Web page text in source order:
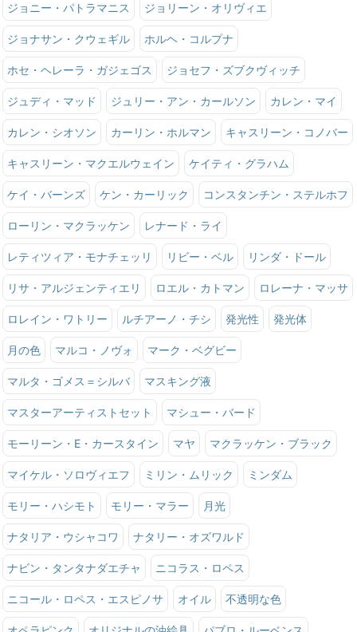
ジョニー・パトラマニス ジョリーン・オリヴィエ
ジョナサン・クウェギル ホルヘ・コルプナ
ホセ・ヘレーラ・ガジェゴス ジョセフ・ズブクヴィッチ
ジュディ・マッド ジュリー・アン・カールソン カレン・マイ
カレン・シオソン カーリン・ホルマン キャスリーン・コノバー
キャスリーン・マクエルウェイン ケイティ・グラハム
ケイ・バーンズ ケン・カーリック コンスタンチン・ステルホフ
ローリン・マクラッケン レナード・ライ
レティツィア・モナチェッリ リビー・ベル リンダ・ドール
リサ・アルジェンティエリ ロエル・カトマン ロレーナ・マッサ
ロレイン・ワトリー ルチアーノ・チシ 発光性 発光体
月の色 マルコ・ノヴォ マーク・ベグビー
マルタ・ゴメス＝シルバ マスキング液
マスターアーティストセット マシュー・バード
モーリーン・E・カースタイン マヤ マクラッケン・ブラック
マイケル・ソロヴィエフ ミリン・ムリック ミンダム
モリー・ハシモト モリー・マラー 月光
ナタリア・ウシャコワ ナタリー・オズワルド
ナビン・タンタナダエチャ ニコラス・ロペス
ニコール・ロペス・エスピノサ オイル 不透明な色